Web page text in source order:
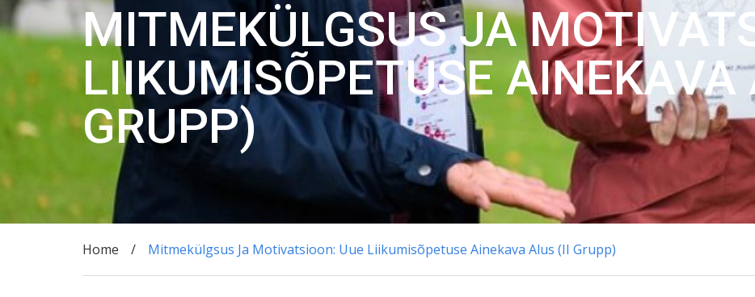
MITMEKÜLGSUS JA
LIIKUMISÕPETUSE AINEKAVA
GRUPP)
Home Mitmekülgsus Ja Motivatsioon: Uue Liikumisõpetuse Ainekava Alus (II Grupp)